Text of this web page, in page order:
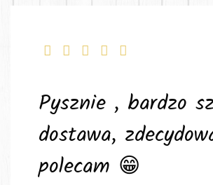
Pysznie , bardzo
dostawa,
polecam 😁